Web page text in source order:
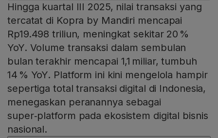
Hingga kuartal III 2025, nilai transaksi yang
tercatat di Kopra by Mandiri mencapai
Rp19.498 triliun, meningkat sekitar 20 %
YoY. Volume transaksi dalam sembulan
bulan terakhir mencapai 1,1 miliar, tumbuh
14 % YoY. Platform ini kini mengelola hampir
sepertiga total transaksi digital di Indonesia,
menegaskan peranannya sebagai
super‑platform pada ekosistem digital bisnis
nasional.